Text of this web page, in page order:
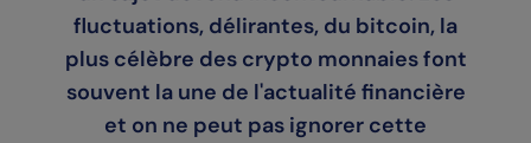
fluctuations, délirantes, du bitcoin, la
plus célèbre des crypto monnaies font
souvent la une de l'actualité financière
et on ne peut pas ignorer cette